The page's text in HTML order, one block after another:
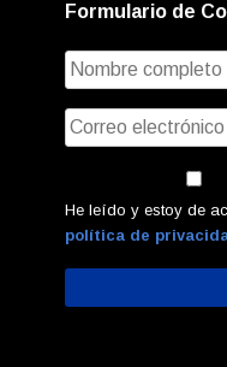
Formulario de
He leído y estoy de
política de